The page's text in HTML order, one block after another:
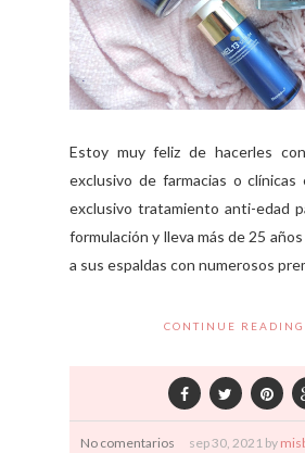
Estoy muy feliz de hacerles
exclusivo de farmacias o clínicas
exclusivo tratamiento anti-edad
formulación y lleva más de 25
a sus espaldas con numerosos
CONTINUE READING
No comentarios sep30, 2021 by